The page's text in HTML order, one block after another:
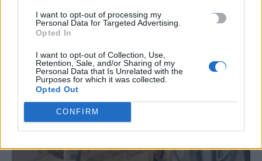
I want to opt-out of processing my
Personal Data for Targeted Advertising.
Opted In
I want to opt-out of Collection, Use,
Retention, Sale, and/or Sharing of my
Personal Data that Is Unrelated with the
Purposes for which it was collected.
Opted Out
CONFIRM